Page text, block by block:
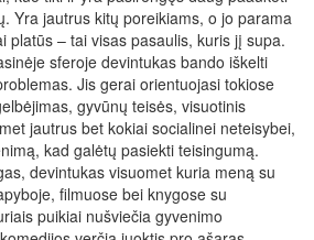
Yra jautrus kitų poreikiams, o jo parama
platūs – tai visas pasaulis, kuris jį supa.
sferoje devintukas bando iškelti
Jis gerai orientuojasi tokiose
gyvūnų teisės, visuotinis
jautrus bet kokiai socialinei neteisybei,
kad galėtų pasiekti teisingumą.
devintukas visuomet kuria meną su
filmuose bei knygose su
puikiai nušviečia gyvenimo